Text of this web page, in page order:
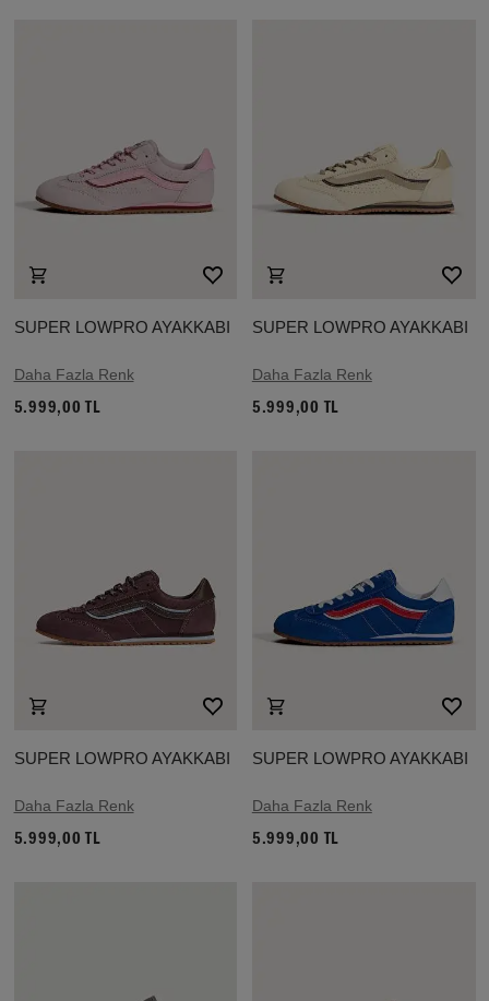
SUPER LOWPRO AYAKKABI
Daha Fazla Renk
5.999,00 TL
SUPER LOWPRO AYAKKABI
Daha Fazla Renk
5.999,00 TL
SUPER LOWPRO AYAKKABI
Daha Fazla Renk
5.999,00 TL
SUPER LOWPRO AYAKKABI
Daha Fazla Renk
5.999,00 TL